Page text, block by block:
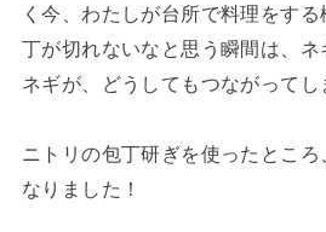
く今、わたしが台所で料理をす
丁が切れないなと思う瞬間は、ネ
ネギが、どうしてもつながってし
ニトリの包丁研ぎを使ったとこ
なりました！